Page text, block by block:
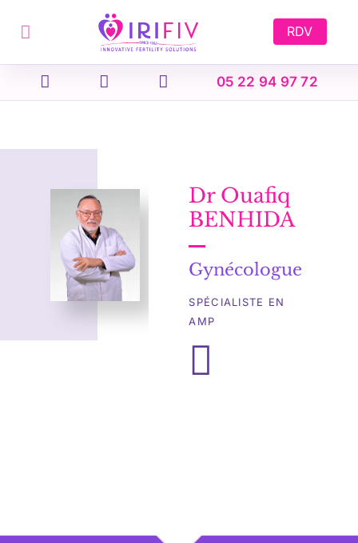
RDV
05 22 94 97 72
Dr Ouafiq
BENHIDA
Gynécologue
SPÉCIALISTE EN
AMP